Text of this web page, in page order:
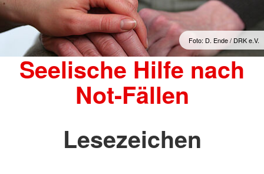
Foto: D. Ende / DRK e.V.
Seelische Hilfe nach
Not-Fällen
Lesezeichen